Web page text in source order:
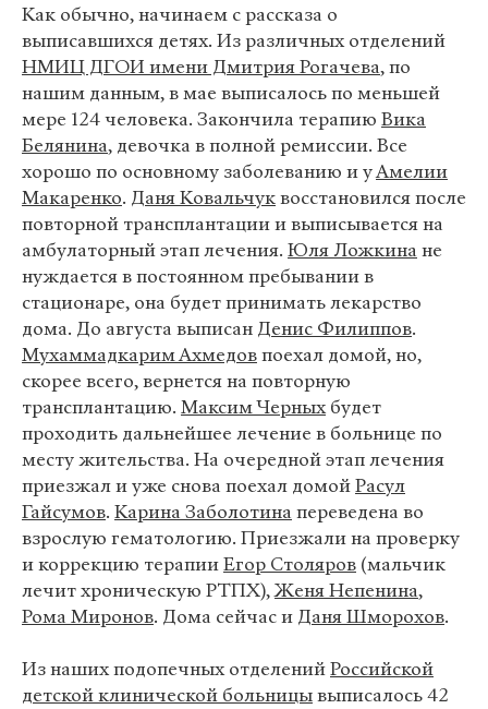
Как обычно, начинаем с рассказа о
выписавшихся детях. Из различных отделений
НМИЦ ДГОИ имени Дмитрия Рогачева, по
нашим данным, в мае выписалось по меньшей
мере 124 человека. Закончила терапию Вика
Белянина, девочка в полной ремиссии. Все
хорошо по основному заболеванию и уАмелии
Макаренко. Даня Ковальчуквосстановился после
повторной трансплантации и выписывается на
амбулаторный этап лечения. Юля Ложкина не
нуждается в постоянном пребывании в
стационаре, она будет принимать лекарство
дома. До августа выписан Денис Филиппов.
Мухаммадкарим Ахмедовпоехал домой, но,
скорее всего, вернется на повторную
трансплантацию. Максим Черныхбудет
проходить дальнейшее лечение в больнице по
месту жительства. На очередной этап лечения
приезжал и уже снова поехал домойРасул
Гайсумов. Карина Заболотина переведена во
взрослую гематологию. Приезжали на проверку
и коррекцию терапииЕгор Столяров (мальчик
лечит хроническую РТПХ),Женя Непенина,
Рома Миронов. Дома сейчас и Даня Шморохов.
Из наших подопечных отделенийРоссийской
детской клинической больницывыписалось 42